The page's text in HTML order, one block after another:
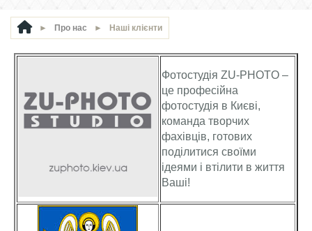
► Про нас ► Наші клієнти
Фотостудія ZU-PHOTO –
це професійна
фотостудія в Києві,
команда творчих
фахівців, готових
поділитися своїми
ідеями і втілити в життя
Ваші!